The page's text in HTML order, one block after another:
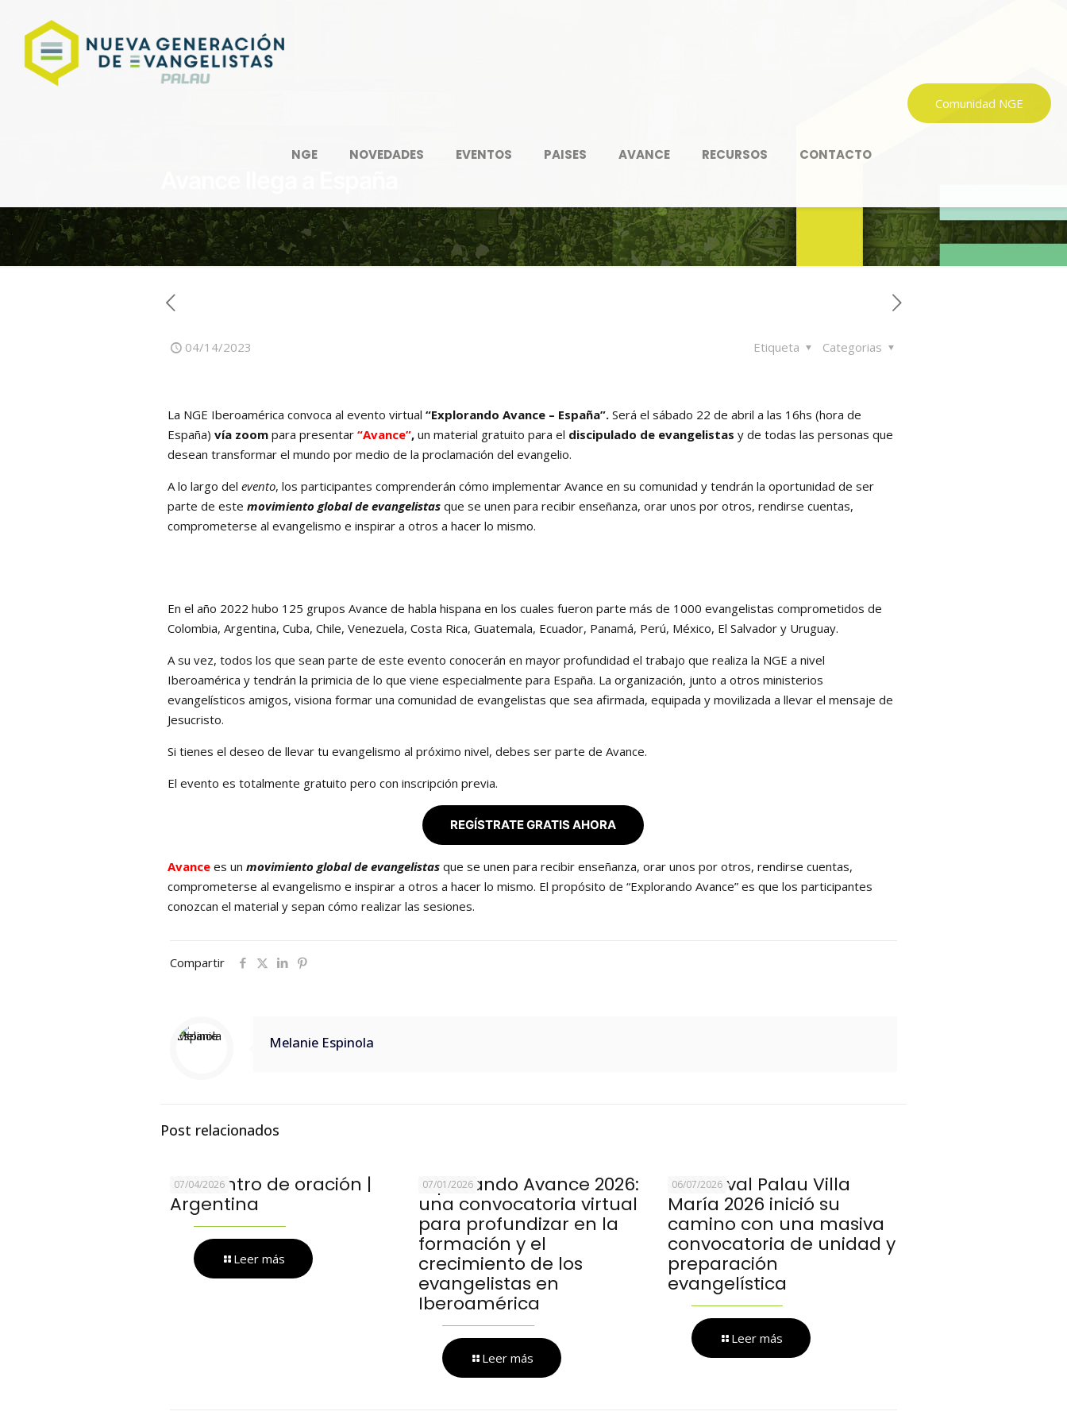
NGE NOVEDADES EVENTOS PAISES AVANCE RECURSOS CONTACTO
Comunidad NGE
04/14/2023 Categorias
Etiqueta
La NGE Iberoamérica convoca al evento virtual“Explorando Avance – España”. Será el sábado 22 de abril a las 16hs (hora de
España)vía zoom para presentar “Avance”, un material gratuito para el discipulado de evangelistas y de todas las personas que
desean transformar el mundo por medio de la proclamación del evangelio.
A lo largo delevento, los participantes comprenderán cómo implementar Avance en su comunidad y tendrán la oportunidad de ser
parte de estemovimiento global de evangelistas que se unen para recibir enseñanza, orar unos por otros, rendirse cuentas,
comprometerse al evangelismo e inspirar a otros a hacer lo mismo.
En el año 2022 hubo 125 grupos Avancede habla hispana en los cuales fueron parte más de 1000 evangelistas comprometidos de
Colombia, Argentina, Cuba, Chile, Venezuela, Costa Rica, Guatemala, Ecuador, Panamá, Perú, México, El Salvador y Uruguay.
A su vez, todos los que sean parte de este evento conocerán en mayor profundidad el trabajo que realiza la NGE a nivel
Iberoamérica y tendrán la primicia de lo que viene especialmente para España. La organización, junto a otros ministerios
evangelísticos amigos, visiona formar una comunidad de evangelistas que sea afirmada, equipada y movilizada a llevar el mensaje de
Jesucristo.
Si tienes el deseo de llevar tu evangelismo al próximo nivel, debes ser parte de Avance.
El evento es totalmente gratuito pero con inscripción previa.
REGÍSTRATE GRATIS AHORA
Avance es unmovimiento global de evangelistas que se unen para recibir enseñanza, orar unos por otros, rendirse cuentas,
comprometerse al evangelismo e inspirar a otros a hacer lo mismo. El propósito de “Explorando Avance” es que los participantes
conozcan el material y sepan cómo realizar las sesiones.
Compartir
Melanie Espinola
Post relacionados
07/04/2026
Encuentro de oración |
Argentina
Leer más
07/01/2026
Explorando Avance 2026:
una convocatoria virtual
para profundizar en la
formación y el
crecimiento de los
evangelistas en
Iberoamérica
Leer más
06/07/2026
El Festival Palau Villa
María 2026 inició su
camino con una masiva
convocatoria de unidad y
preparación
evangelística
Leer más